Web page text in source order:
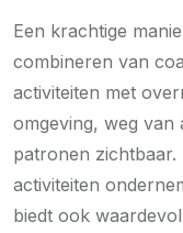
Een krachtige
combineren van
activiteiten met
omgeving, weg van
patronen zichtbaar.
activiteiten
biedt ook